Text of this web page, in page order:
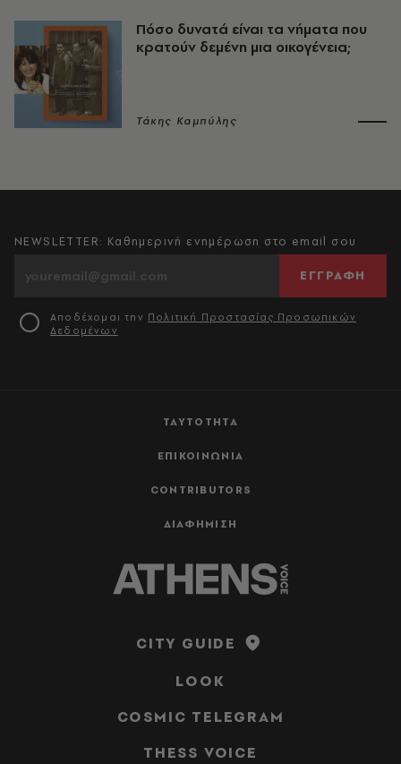
Πόσο δυνατά είναι τα νήματα που
κρατούν δεμένη μια οικογένεια;
Τάκης Καμπύλης
ΤΑΥΤΟΤΗΤΑ
ΕΠΙΚΟΙΝΩΝΙΑ
CONTRIBUTORS
ΔΙΑΦΗΜΙΣΗ
NEWSLETTER: Καθημερινή ενημέρωση στο email σου
ΕΓΓΡΑΦΗ
Αποδέχομαι την Πολιτική Προστασίας Προσωπικών
Δεδομένων
CITY GUIDE
LOOK
COSMIC TELEGRAM
THESS VOICE